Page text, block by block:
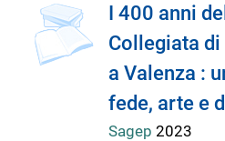
Dettaglio
del
documento
I 400 anni
Collegiata
a Valenza :
fede, arte e
Sagep 2023